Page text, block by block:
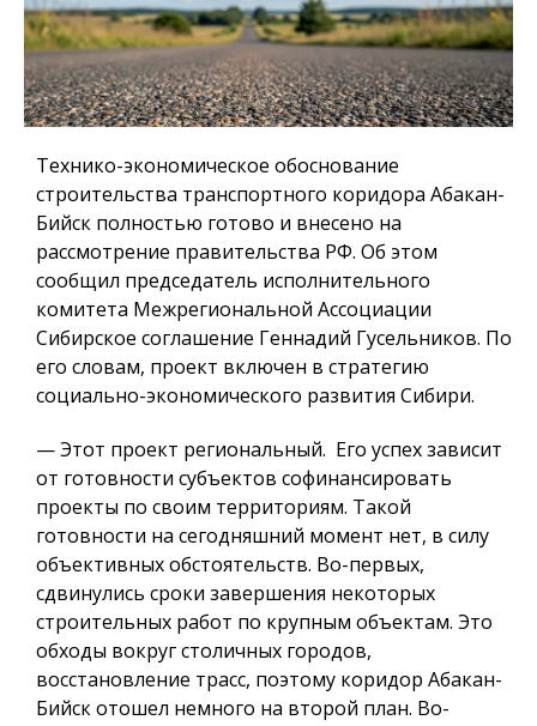
Технико-экономическое обоснование
строительства транспортного коридора Абакан-
Бийск полностью готово и внесено на
рассмотрение правительства РФ. Об этом
сообщил председатель исполнительного
комитета Межрегиональной Ассоциации
Сибирское соглашение Геннадий Гусельников. По
его словам, проект включен в стратегию
социально-экономического развития Сибири.
— Этот проект региональный. Его успех зависит
от готовности субъектов софинансировать
проекты по своим территориям. Такой
готовности на сегодняшний момент нет, в силу
объективных обстоятельств. Во-первых,
сдвинулись сроки завершения некоторых
строительных работ по крупным объектам. Это
обходы вокруг столичных городов,
восстановление трасс, поэтому коридор Абакан-
Бийск отошел немного на второй план. Во-